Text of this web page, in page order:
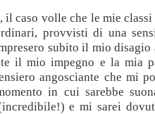
il caso volle che le mie
provvisti di una
subito il mio disagio
il mio impegno e la mia
angosciante che mi
in cui sarebbe
e mi sarei